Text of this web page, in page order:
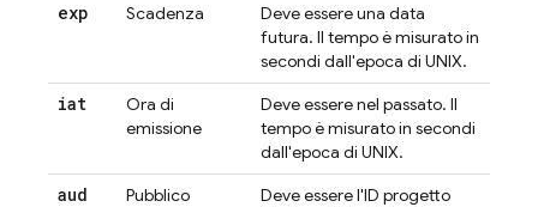
exp Scadenza
Deve essere una data
futura. Il tempo è misurato in
secondi dall'epoca di UNIX.
iat
Ora di
emissione
Deve essere nel passato. Il
tempo è misurato in secondi
dall'epoca di UNIX.
aud Pubblico
Deve essere l'ID progetto